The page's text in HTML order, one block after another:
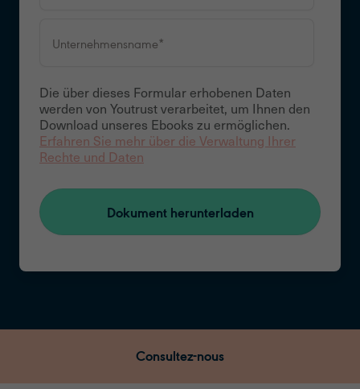
Die über dieses Formular erhobenen Daten
werden von Youtrust verarbeitet, um Ihnen den
Download unseres Ebooks zu ermöglichen.
Erfahren Sie mehr über die Verwaltung Ihrer
Rechte und Daten
Consultez-nous